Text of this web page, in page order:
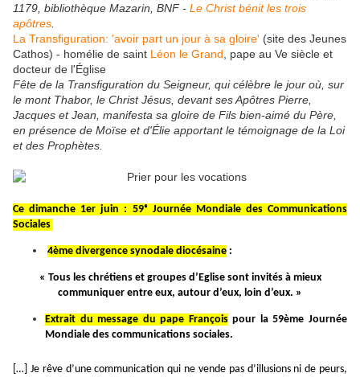
1179, bibliothèque Mazarin, BNF - Le Christ bénit les trois
apôtres
La Transfiguration: 'avoir part un jour à sa gloire' (site des Jeunes
Cathos) - homélie de saint Léon le Grand , pape au Ve siècle et
docteur de l'Église
Fête de la Transfiguration du Seigneur, qui célèbre le jour où, sur
le mont Thabor, le Christ Jésus, devant ses Apôtres Pierre,
Jacques et Jean, manifesta sa gloire de Fils bien-aimé du Père,
en présence de Moïse et d'Élie apportant le témoignage de la Loi
et des Prophètes.
Ce dimanche 1er juin : 59ᵉ Journée Mondiale des Communications
Sociales
4ème divergence synodale diocésaine :
« Tous les chrétiens et groupes d’Eglise sont invités à mieux
communiquer entre eux, autour d’eux, loin d’eux. »
Extrait du message du pape François pour la 59ème Journée
Mondiale des communications sociales.
[…] Je rêve d’une communication qui ne vende pas d’illusions ni de peurs,